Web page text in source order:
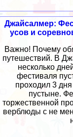
Джайсалмер:
усов и
Важно! Почему
путешествий. В
несколько
фестиваля
проходил 3
пустыне.
торжественной
верблюды с не